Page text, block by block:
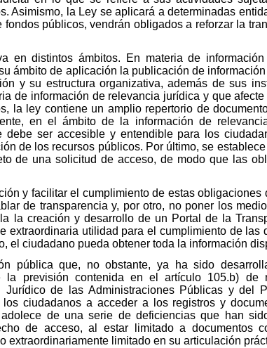
Asimismo, la Ley se aplicará a determinadas
públicos, vendrán obligados a reforzar la
en distintos ámbitos. En materia de información
ámbito de aplicación la publicación de
y su estructura organizativa, además de sus
de información de relevancia jurídica y que afecte
la ley contiene un amplio repertorio de
en el ámbito de la información de
ser accesible y entendible para los
de los recursos públicos. Por último, se
de una solicitud de acceso, de modo que las
y facilitar el cumplimiento de estas obligaciones
de transparencia y, por otro, no poner los
la creación y desarrollo de un Portal de la
extraordinaria utilidad para el cumplimiento de las
el ciudadano pueda obtener toda la información
pública que, no obstante, ya ha sido
la previsión contenida en el artículo 105.b) de
Jurídico de las Administraciones Públicas y del
ciudadanos a acceder a los registros y
de una serie de deficiencias que han
de acceso, al estar limitado a documentos
extraordinariamente limitado en su articulación